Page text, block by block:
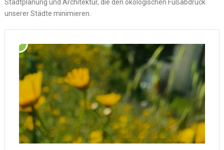
Stadtplanung und Architektur, die den ökologischen Fußabdruck
unserer Städte minimieren.